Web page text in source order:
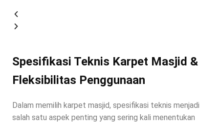
Spesifikasi Teknis Karpet Masjid &
Fleksibilitas Penggunaan
Dalam memilih karpet masjid, spesifikasi teknis menjadi
salah satu aspek penting yang sering kali menentukan